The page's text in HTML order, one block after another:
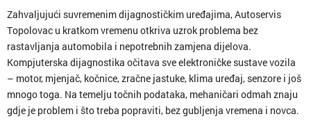
Zahvaljujući suvremenim dijagnostičkim uređajima, Autoservis
Topolovac u kratkom vremenu otkriva uzrok problema bez
rastavljanja automobila i nepotrebnih zamjena dijelova.
Kompjuterska dijagnostika očitava sve elektroničke sustave vozila
– motor, mjenjač, kočnice, zračne jastuke, klima uređaj, senzore i još
mnogo toga. Na temelju točnih podataka, mehaničari odmah znaju
gdje je problem i što treba popraviti, bez gubljenja vremena i novca.